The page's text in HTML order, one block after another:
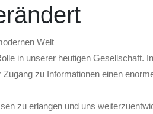
Welt
in unserer heutigen Gesellschaft.
zu Informationen einen
zu erlangen und uns